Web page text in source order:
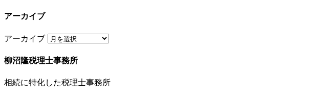
アーカイブ
アーカイブ
柳沼隆税理士事務所
相続に特化した税理士事務所